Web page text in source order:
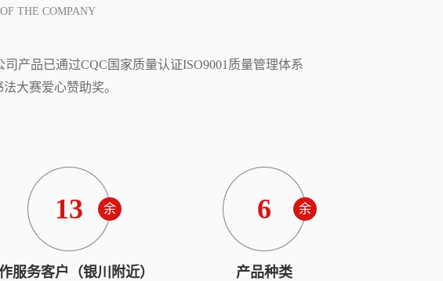
THE COMPANY
产品已通过CQC国家质量认证ISO9001质量管理体系
大赛爱心赞助奖。
13 余
服务客户（银川附近）
6 余
产品种类